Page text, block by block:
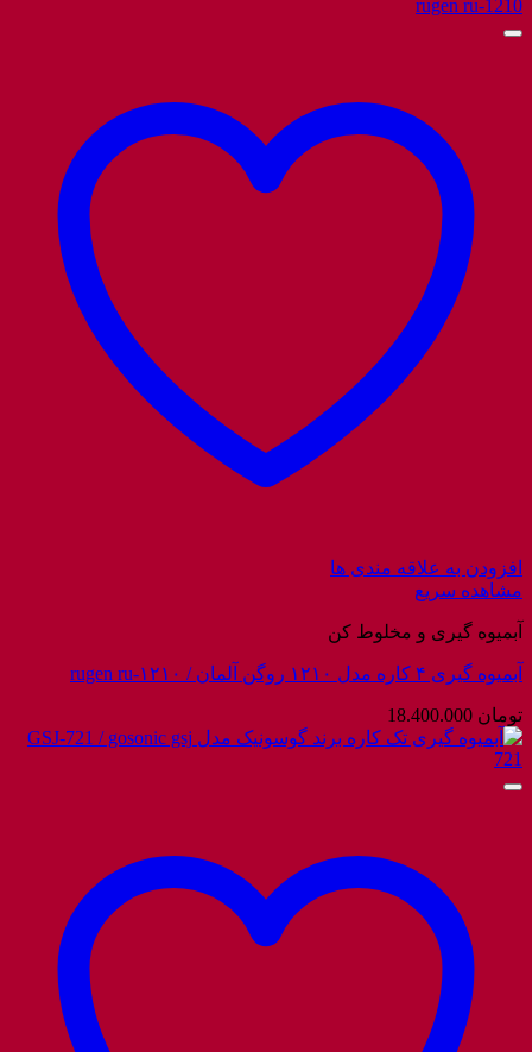
افزودن به علاقه مندی ها
مشاهده سریع
آبمیوه گیری و مخلوط کن
آبمیوه گیری ۴ کاره مدل ۱۲۱۰ روگن آلمان / rugen ru-۱۲۱۰
تومان